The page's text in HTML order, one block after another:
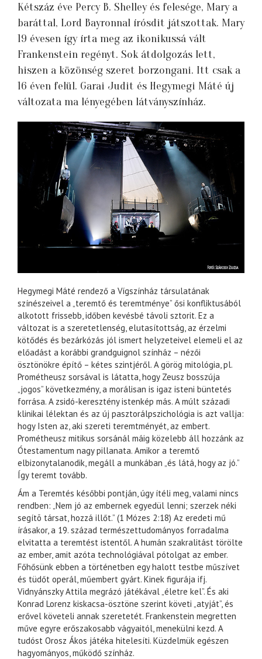
Kétszáz éve Percy B. Shelley és felesége, Mary a
baráttal, Lord Bayronnal írósdit játszottak. Mary
19 évesen így írta meg az ikonikussá vált
Frankenstein regényt. Sok átdolgozás lett,
hiszen a közönség szeret borzongani. Itt csak a
16 éven felül. Garai Judit és Hegymegi Máté új
változata ma lényegében látványszínház.
Hegymegi Máté rendező a Vígszínház társulatának
színészeivel a „teremtő és teremtménye” ősi konfliktusából
alkotott frissebb, időben kevésbé távoli sztorit. Ez a
változat is a szeretetlenség, elutasítottság, az érzelmi
kötődés és bezárkózás jól ismert helyzeteivel elemeli el az
előadást a korábbi grandguignol színház – nézői
ösztönökre építő – kétes szintjéről. A görög mitológia, pl.
Prométheusz sorsával is látatta, hogy Zeusz bosszúja
„jogos” következmény, a morálisan is igaz isteni büntetés
forrása. A zsidó-keresztény istenkép más. A múlt századi
klinikai lélektan és az új pasztorálpszichológia is azt vallja:
hogy Isten az, aki szereti teremtményét, az embert.
Prométheusz mitikus sorsánál máig közelebb áll hozzánk az
Ótestamentum nagy pillanata. Amikor a teremtő
elbizonytalanodik, megáll a munkában „és látá, hogy az jó.”
Így teremt tovább.
Ám a Teremtés későbbi pontján, úgy ítéli meg, valami nincs
rendben: „Nem jó az embernek egyedül lenni; szerzek néki
segítõ társat, hozzá illőt.” (1 Mózes 2:18) Az eredeti mű
írásakor, a 19. század természettudományos forradalma
elvitatta a teremtést istentől. A humán szakralitást törölte
az ember, amit azóta technológiával pótolgat az ember.
Főhősünk ebben a történetben egy halott testbe műszívet
és tüdőt operál, műembert gyárt. Kinek figurája ifj.
Vidnyánszky Attila megrázó játékával „életre kel”. És aki
Konrad Lorenz kiskacsa-ösztöne szerint követi „atyját”, és
erővel követeli annak szeretetét. Frankenstein megretten
műve egyre erőszakosabb vágyaitól, menekülni kezd. A
tudóst Orosz Ákos játéka hitelesíti. Küzdelmük egészen
hagyományos, működő színház.